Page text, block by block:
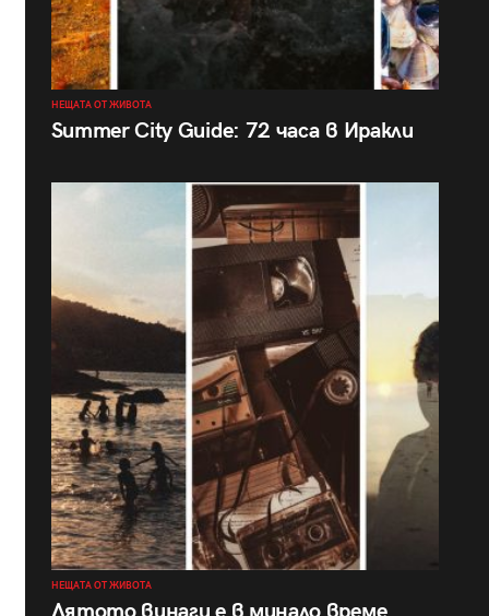
НЕЩАТА ОТ ЖИВОТА
Summer City Guide: 72 часа в Иракли
НЕЩАТА ОТ ЖИВОТА